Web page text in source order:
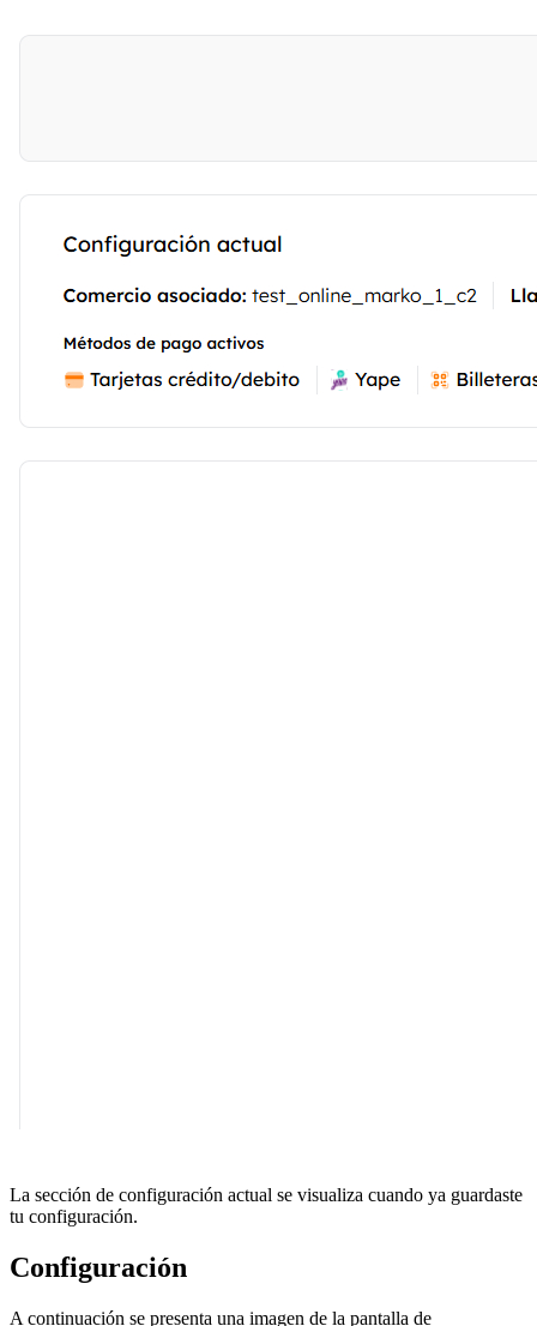
La sección de configuración actual se visualiza cuando ya guardaste
tu configuración.
Configuración
A continuación se presenta una imagen de la pantalla de